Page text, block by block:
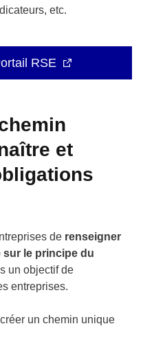
etc.
RSE
et
de renseigner
sur le principe du
un objectif de
entreprises.
un chemin unique